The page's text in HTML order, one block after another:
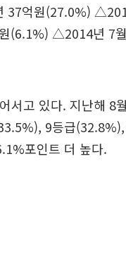
억원(27.0%)
(6.1%) △2014년 7
서고 있다. 지난해 8
9등급
포인트 더 높다.